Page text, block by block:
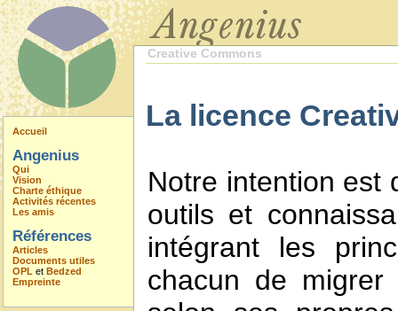
Accueil
Angenius
Qui
Vision
Charte éthique
Activités récentes
Les amis
Références
Articles
Documents utiles
OPL et Bedzed
Empreinte
Creative Commons
La licence
Notre intention est
outils et
intégrant les
chacun de